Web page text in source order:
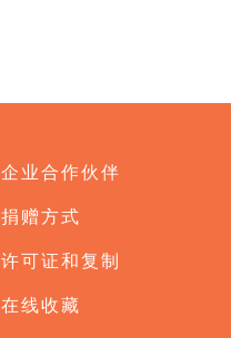
企业合作伙伴
捐赠方式
许可证和复制
在线收藏